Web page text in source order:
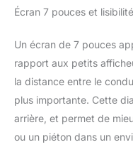
Écran 7 pouces et
Un écran de 7 pouces
rapport aux petits
la distance entre le
plus importante. Cette
arrière, et permet de
ou un piéton dans un